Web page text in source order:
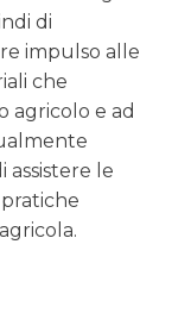
di
impulso alle
che
agricolo e ad
assistere le